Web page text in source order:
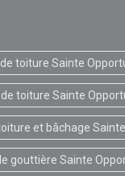
toiture Sainte
toiture Sainte
et bâchage
gouttière Sainte